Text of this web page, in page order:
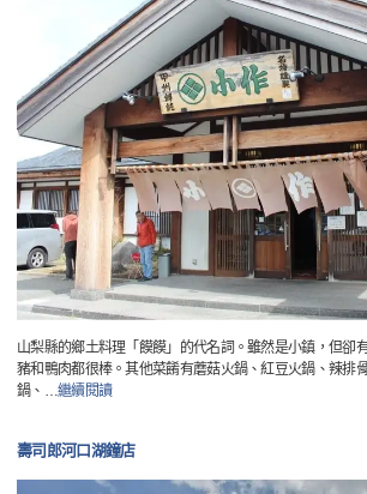
山梨縣的鄉土料理「饃饃」的代名詞。雖然是小鎮，但卻
豬和鴨肉都很棒。其他菜餚有蘑菇火鍋、紅豆火鍋、辣排
鍋、 …繼續閱讀
壽司郎河口湖鐘店